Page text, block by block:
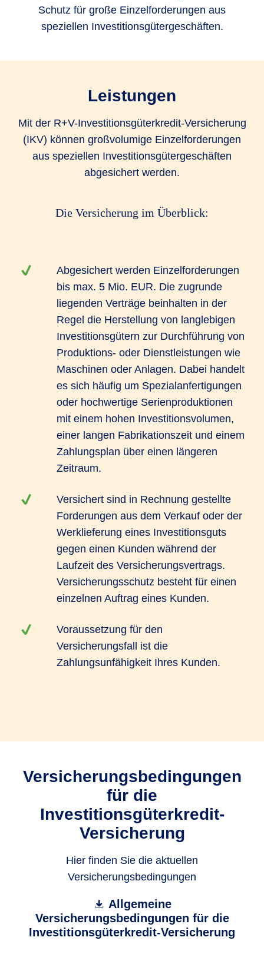
Schutz für große Einzelforderungen aus
speziellen Investitionsgütergeschäften.
Leistungen
Mit der R+V-Investitionsgüterkredit-Versicherung
(IKV) können großvolumige Einzelforderungen
aus speziellen Investitionsgütergeschäften
abgesichert werden.
Die Versicherung im Überblick:
Abgesichert werden Einzelforderungen
bis max. 5 Mio. EUR. Die zugrunde
liegenden Verträge beinhalten in der
Regel die Herstellung von langlebigen
Investitionsgütern zur Durchführung von
Produktions- oder Dienstleistungen wie
Maschinen oder Anlagen. Dabei handelt
es sich häufig um Spezialanfertigungen
oder hochwertige Serienproduktionen
mit einem hohen Investitionsvolumen,
einer langen Fabrikationszeit und einem
Zahlungsplan über einen längeren
Zeitraum.
Versichert sind in Rechnung gestellte
Forderungen aus dem Verkauf oder der
Werklieferung eines Investitionsguts
gegen einen Kunden während der
Laufzeit des Versicherungsvertrags.
Versicherungsschutz besteht für einen
einzelnen Auftrag eines Kunden.
Voraussetzung für den
Versicherungsfall ist die
Zahlungsunfähigkeit Ihres Kunden.
Versicherungsbedingungen
für die
Investitionsgüterkredit-
Versicherung
Hier finden Sie die aktuellen
Versicherungsbedingungen
Allgemeine
Versicherungsbedingungen für die
Investitionsgüterkredit-Versicherung